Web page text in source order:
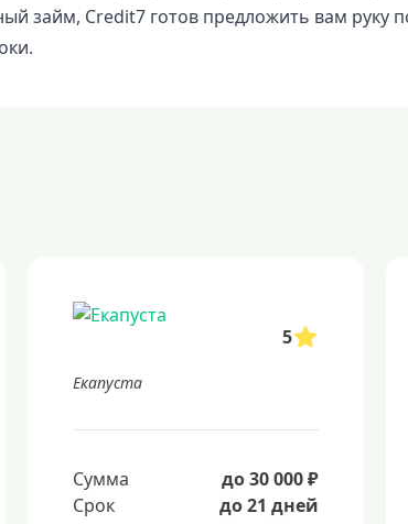
займ, Credit7 готов предложить вам
5
Екапуста
Сумма
до 30 000 ₽
Срок
до 21 дней